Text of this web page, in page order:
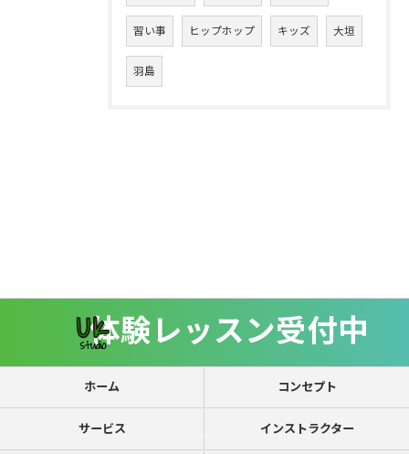
習い事 ヒップホップ キッズ 大垣
羽島
体験レッスン受付中
ホーム コンセプト
サービス インストラクター